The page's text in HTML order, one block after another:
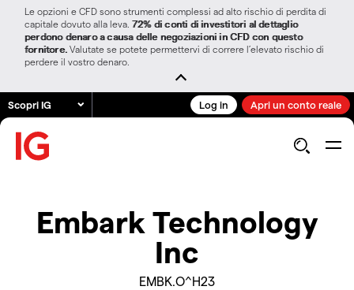
Le opzioni e CFD sono strumenti complessi ad alto rischio di perdita di
capitale dovuto alla leva. 72% di conti di investitori al dettaglio
perdono denaro a causa delle negoziazioni in CFD con questo
fornitore. Valutate se potete permettervi di correre l’elevato rischio di
perdere il vostro denaro.
Scopri IG Log in Apri un conto reale
Embark Technology
Inc
EMBK.O^H23